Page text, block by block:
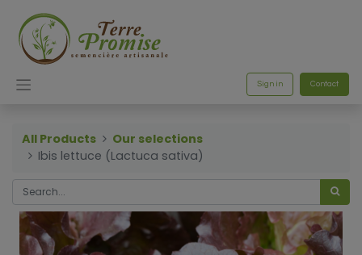
Sign in Contact
All Products
Our selections
Ibis lettuce (Lactuca sativa)